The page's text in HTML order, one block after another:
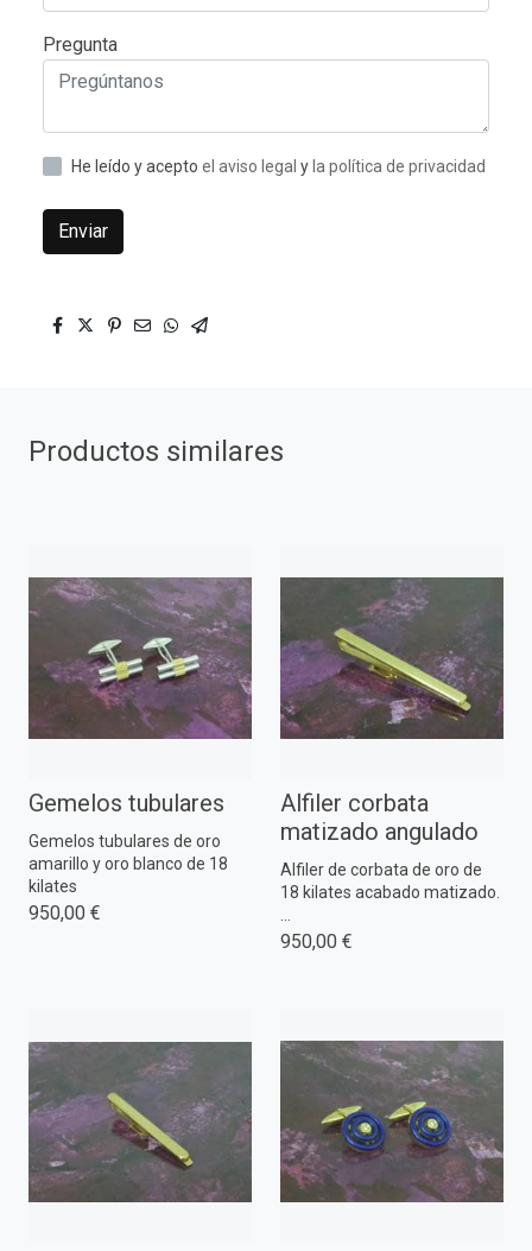
Pregunta
He leído y acepto el aviso legal y la política de privacidad
Enviar
Productos similares
Gemelos tubulares
Gemelos tubulares de oro
amarillo y oro blanco de 18
kilates
950,00 €
Alfiler corbata
matizado angulado
Alfiler de corbata de oro de
18 kilates acabado matizado.
...
950,00 €